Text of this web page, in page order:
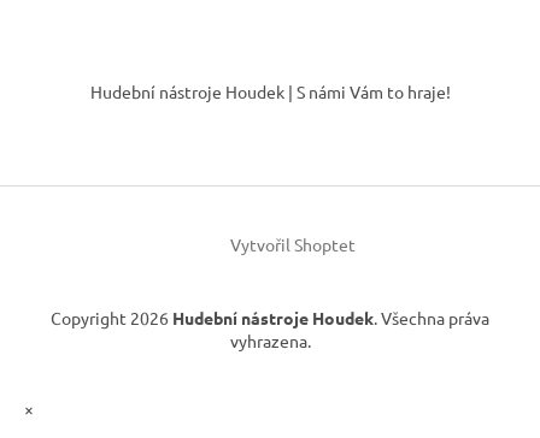
í
Hudební nástroje Houdek | S námi Vám to hraje!
Vytvořil Shoptet
Copyright 2026 Hudební nástroje Houdek. Všechna práva
vyhrazena.
×